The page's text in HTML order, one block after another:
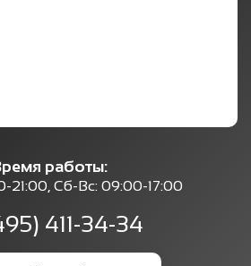
работы:
21:00, Сб-Вс: 09:00-17:00
411-34-34